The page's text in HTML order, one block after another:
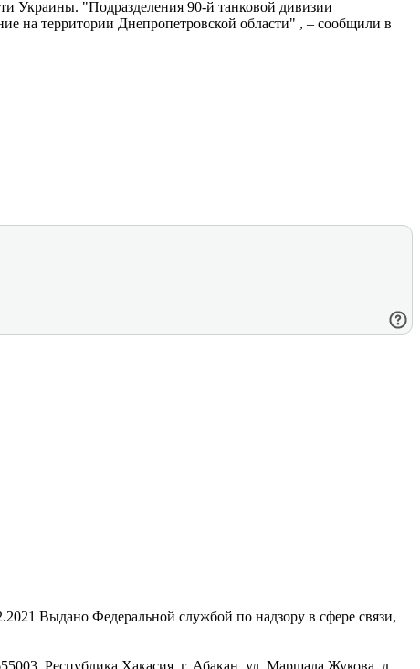
Украины. "Подразделения 90-й танковой дивизии
на территории Днепропетровской области" , – сообщили в
Выдано Федеральной службой по надзору в сфере связи,
Республика Хакасия, г. Абакан, ул. Маршала Жукова, д.